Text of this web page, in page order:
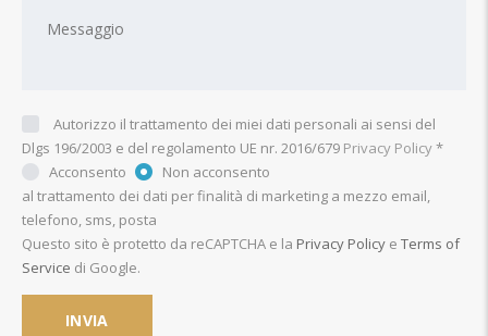
Autorizzo il trattamento dei miei dati personali ai sensi del
Dlgs 196/2003 e del regolamento UE nr. 2016/679 Privacy Policy*
Acconsento
Non acconsento
al trattamento dei dati per finalità di marketing a mezzo email,
telefono, sms, posta
Questo sito è protetto da reCAPTCHA e la Privacy Policy e Terms of
Service di Google.